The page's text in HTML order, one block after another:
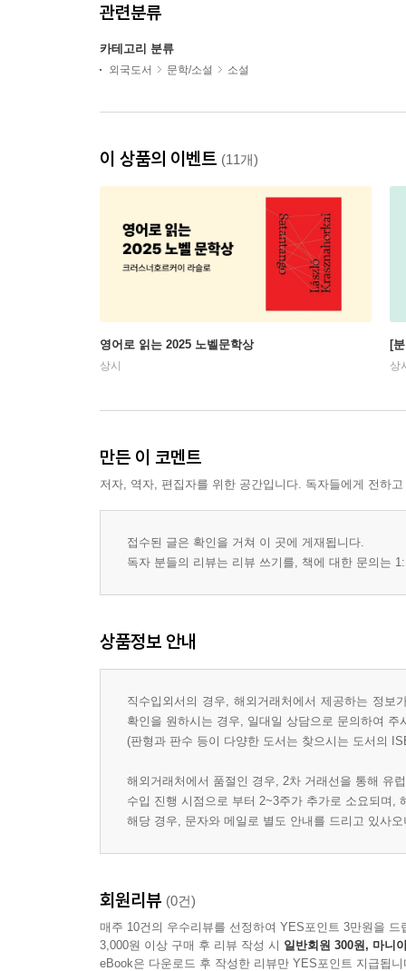
관련분류
카테고리 분류
외국도서 문학/소설 소설
이 상품의 이벤트 (11개)
영어로 읽는 2025 노벨문학상
상시
[
상
만든 이 코멘트
저자, 역자, 편집자를 위한 공간입니다. 독자들에게 전하
접수된 글은 확인을 거쳐 이 곳에 게재됩니다.
독자 분들의 리뷰는 리뷰 쓰기를, 책에 대한 문의는
상품정보 안내
직수입외서의 경우, 해외거래처에서 제공하는 정
확인을 원하시는 경우, 일대일 상담으로 문의하여 주
(판형과 판수 등이 다양한 도서는 찾으시는 도서의
해외거래처에서 품절인 경우, 2차 거래선을 통해 유
수입 진행 시점으로 부터 2~3주가 추가로 소요되며,
해당 경우, 문자와 메일로 별도 안내를 드리고 있사
회원리뷰 (0건)
매주 10건의 우수리뷰를 선정하여 YES포인트 3만원을 드
3,000원 이상 구매 후 리뷰 작성 시 일반회원 300원, 마니
eBook은 다운로드 후 작성한 리뷰만 YES포인트 지급됩니